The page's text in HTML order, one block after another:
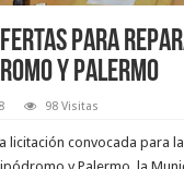
para
y Palermo
98 Visitas
licitación convocada para